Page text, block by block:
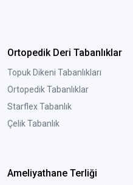
Ortopedik Deri Tabanlıklar
Topuk Dikeni Tabanlıkları
Ortopedik Tabanlıklar
Starflex Tabanlık
Çelik Tabanlık
Ameliyathane Terliği